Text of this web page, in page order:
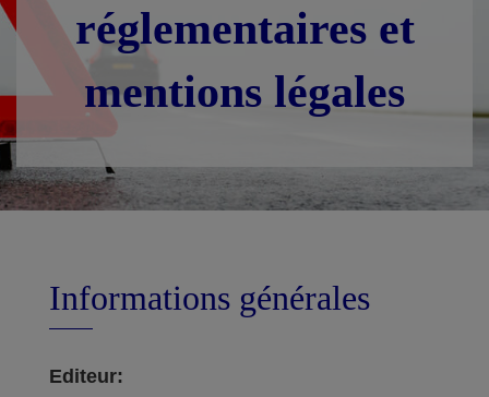
réglementaires et
mentions légales
Informations générales
Editeur: